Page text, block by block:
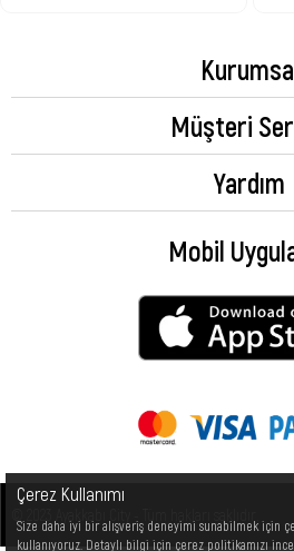
Müşteri
Yardım
Mobil
Çerez Kullanımı
Size daha iyi bir alışveriş deneyimi sunabilmek için
kullanıyoruz. Detaylı bilgi için çerez politikamızı